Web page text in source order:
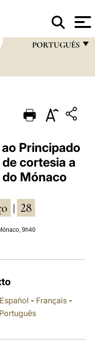
PORTUGUÊS
PORTUGUÊS
ESPAÑOL
DEUTSCH
POLSKI
العربيّة
中文
Principado
cortesia a
do Mónaco
28
9h40
Español - Français-
Português